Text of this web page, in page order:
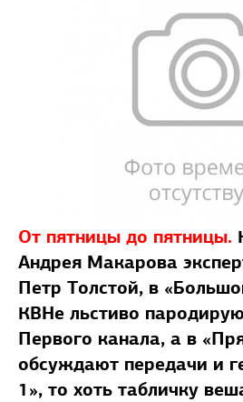
От пятницы до пятницы.
Андрея Макарова
Петр Толстой, в
КВНе льстиво
Первого канала, а в
обсуждают передачи и
1», то хоть табличку